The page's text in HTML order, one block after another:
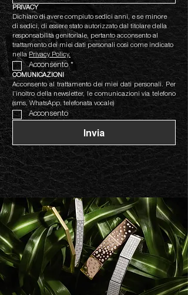
PRIVACY
Dichiaro di avere compiuto sedici anni, e se minore
di sedici, di essere stato autorizzato dal titolare della
responsabilità genitoriale, pertanto acconsento al
trattamento dei miei dati personali così come indicato
nella Privacy Policy.
Acconsento *
COMUNICAZIONI
Acconsento al trattamento dei miei dati personali. Per
l’inoltro della newsletter, le comunicazioni via telefono
(sms, WhatsApp, telefonata vocale)
Acconsento
Invia